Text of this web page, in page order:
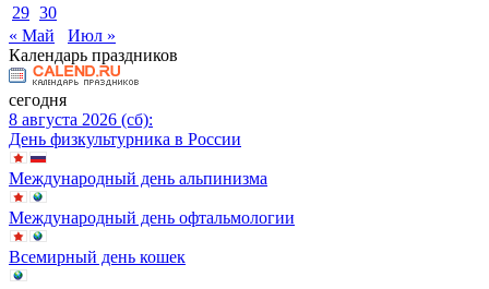
29 30
« Май
Июл »
Календарь праздников
сегодня
8 августа 2026 (сб):
День физкультурника в России
Международный день альпинизма
Международный день офтальмологии
Всемирный день кошек